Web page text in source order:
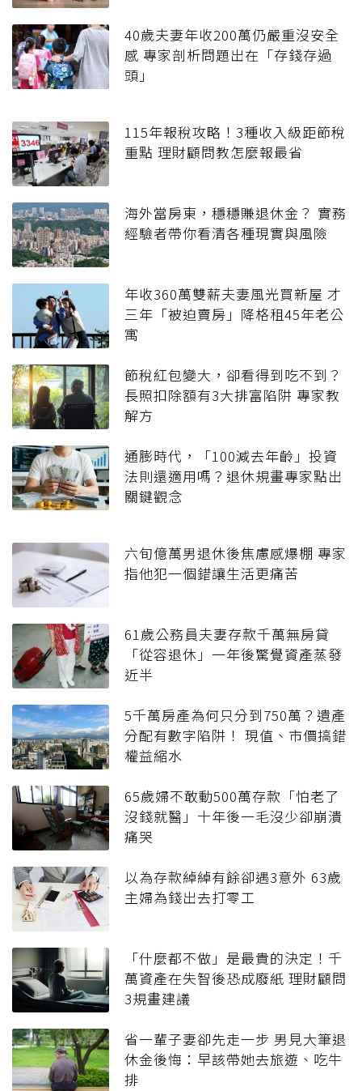
40歲夫妻年收200萬仍嚴重沒安全
感 專家剖析問題出在「存錢存過
頭」
115年報稅攻略！3種收入級距節稅
重點 理財顧問教怎麼報最省
海外當房東，穩穩賺退休金？ 實務
經驗者帶你看清各種現實與風險
年收360萬雙薪夫妻風光買新屋 才
三年「被迫賣房」降格租45年老公
寓
節稅紅包變大，卻看得到吃不到？
長照扣除額有3大排富陷阱 專家教
解方
通膨時代，「100減去年齡」投資
法則還適用嗎？退休規畫專家點出
關鍵觀念
六旬億萬男退休後焦慮感爆棚 專家
指他犯一個錯讓生活更痛苦
61歲公務員夫妻存款千萬無房貸
「從容退休」一年後驚覺資產蒸發
近半
5千萬房產為何只分到750萬？遺產
分配有數字陷阱！ 現值、市價搞錯
權益縮水
65歲婦不敢動500萬存款「怕老了
沒錢就醫」十年後一毛沒少卻崩潰
痛哭
以為存款綽綽有餘卻遇3意外 63歲
主婦為錢出去打零工
「什麼都不做」是最貴的決定！千
萬資產在失智後恐成廢紙 理財顧問
3規畫建議
省一輩子妻卻先走一步 男見大筆退
休金後悔：早該帶她去旅遊、吃牛
排